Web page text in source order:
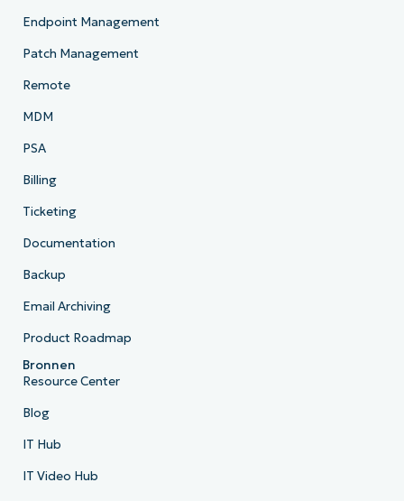
Endpoint Management
Patch Management
Remote
MDM
PSA
Billing
Ticketing
Documentation
Backup
Email Archiving
Product Roadmap
Bronnen
Resource Center
Blog
IT Hub
IT Video Hub